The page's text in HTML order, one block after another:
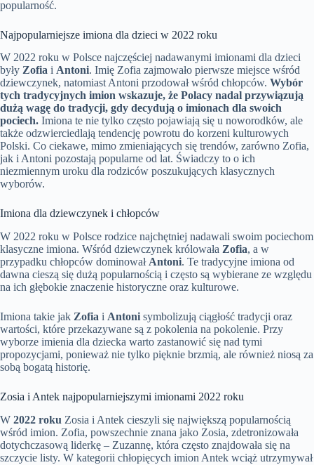
popularność.
Najpopularniejsze imiona dla dzieci w 2022 roku
W 2022 roku w Polsce najczęściej nadawanymi imionami dla dzieci
były Zofia i Antoni. Imię Zofia zajmowało pierwsze miejsce wśród
dziewczynek, natomiast Antoni przodował wśród chłopców. Wybór
tych tradycyjnych imion wskazuje, że Polacy nadal przywiązują
dużą wagę do tradycji, gdy decydują o imionach dla swoich
pociech. Imiona te nie tylko często pojawiają się u noworodków, ale
także odzwierciedlają tendencję powrotu do korzeni kulturowych
Polski. Co ciekawe, mimo zmieniających się trendów, zarówno Zofia,
jak i Antoni pozostają popularne od lat. Świadczy to o ich
niezmiennym uroku dla rodziców poszukujących klasycznych
wyborów.
Imiona dla dziewczynek i chłopców
W 2022 roku w Polsce rodzice najchętniej nadawali swoim pociechom
klasyczne imiona. Wśród dziewczynek królowała Zofia, a w
przypadku chłopców dominował Antoni. Te tradycyjne imiona od
dawna cieszą się dużą popularnością i często są wybierane ze względu
na ich głębokie znaczenie historyczne oraz kulturowe.
Imiona takie jak Zofia i Antoni symbolizują ciągłość tradycji oraz
wartości, które przekazywane są z pokolenia na pokolenie. Przy
wyborze imienia dla dziecka warto zastanowić się nad tymi
propozycjami, ponieważ nie tylko pięknie brzmią, ale również niosą za
sobą bogatą historię.
Zosia i Antek najpopularniejszymi imionami 2022 roku
W 2022 roku Zosia i Antek cieszyli się największą popularnością
wśród imion. Zofia, powszechnie znana jako Zosia, zdetronizowała
dotychczasową liderkę – Zuzannę, która często znajdowała się na
szczycie listy. W kategorii chłopięcych imion Antek wciąż utrzymywał